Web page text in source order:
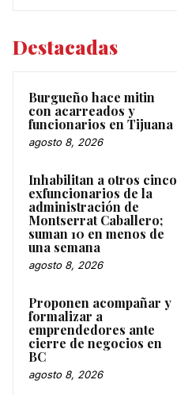
Destacadas
Burgueño hace mitin
con acarreados y
funcionarios en Tijuana
agosto 8, 2026
Inhabilitan a otros cinco
exfuncionarios de la
administración de
Montserrat Caballero;
suman 10 en menos de
una semana
agosto 8, 2026
Proponen acompañar y
formalizar a
emprendedores ante
cierre de negocios en
BC
agosto 8, 2026